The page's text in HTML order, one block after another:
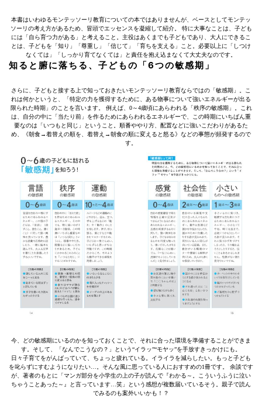
本書はいわゆるモンテッソーリ教育についての本ではありませんが、ベースとしてモンテッ
ソーリの考え方があるため、冒頭でエッセンスを凝縮して紹介。 特に大事なことは、子ども
には「自ら育つ力がある」と考えること。主役はあくまでも子どもであり、大人にできるこ
とは、子どもを「知り」「尊重し」「信じて」「育ちを支える」こと。必要以上に「しつけ
なくては」「しっかり育てなくては」と責任を抱え込まなくて大丈夫なのです。
知ると腑に落ちる、子どもの「6つの敏感期」
さらに、子どもと接する上で知っておきたいモンテッソーリ教育ならではの「敏感期」。こ
れは何かというと、「特定の力を獲得するために、ある物事について強いエネルギーが出る
限られた時期」のことを言います。 例えば、0～4歳頃にあらわれる「秩序の敏感期」。これ
は、自分の中に「当たり前」を作るためにあらわれるエネルギーで、この時期にいちばん重
要なのは「いつもと同じ」ということ。順番ややり方、配置などに強いこだわりがあるた
め、《朝食→着替えの順を、着替え→朝食の順に変えると怒る》などの事態が頻発するので
す。
今、どの敏感期にいるのかを知っておくことで、それに合った環境を準備することができま
す。そして、「なんでこうなの？」という“イラッ”“モヤッ”を手放すきっかけにも。
日々子育てをがんばっていて、ちょっと疲れている。イライラを減らしたい。もっと子ども
を叱らずにすむようになりたい…。そんな風に思っている人におすすめの1冊です。 余談です
が、著者のもとに「マンガ部分を小学生の上の子が読んで『わかる～。こういうふうに泣い
ちゃうことあった～』と言っています…笑」という感想が複数届いているそう。親子で読ん
でみるのも案外いいかも！？